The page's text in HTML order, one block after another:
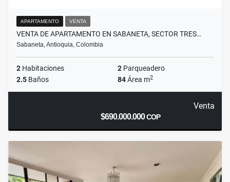
APARTAMENTO VENTA
VENTA DE APARTAMENTO EN SABANETA, SECTOR TRES…
Sabaneta, Antioquia, Colombia
2 Habitaciones 2 Parqueadero
2.5 Baños 84Área m2
Venta
$690.000.000COP